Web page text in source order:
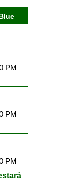
PM
PM
PM